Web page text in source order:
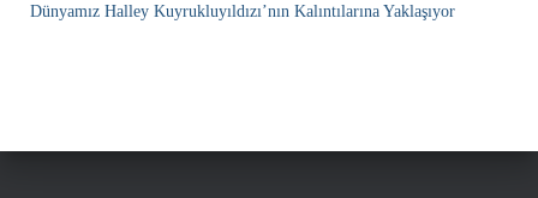
Dünyamız Halley Kuyrukluyıldızı’nın Kalıntılarına Yaklaşıyor